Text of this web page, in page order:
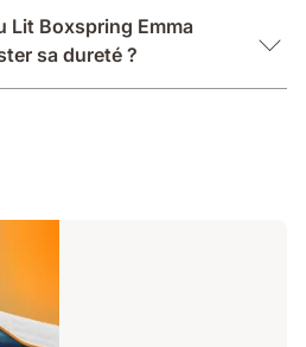
Lit Boxspring Emma
sa dureté ?